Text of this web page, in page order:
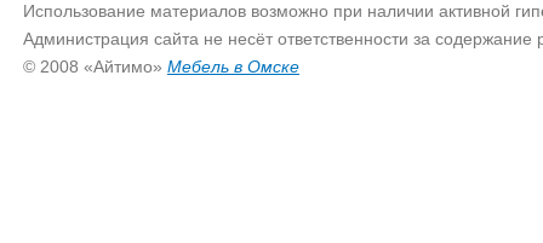
Использование материалов возможно при наличии активной
Администрация сайта не несёт ответственности за
© 2008 «Айтимо» Мебель в Омске